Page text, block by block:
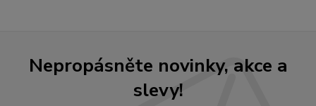
Nepropásněte novinky, akce a
slevy!